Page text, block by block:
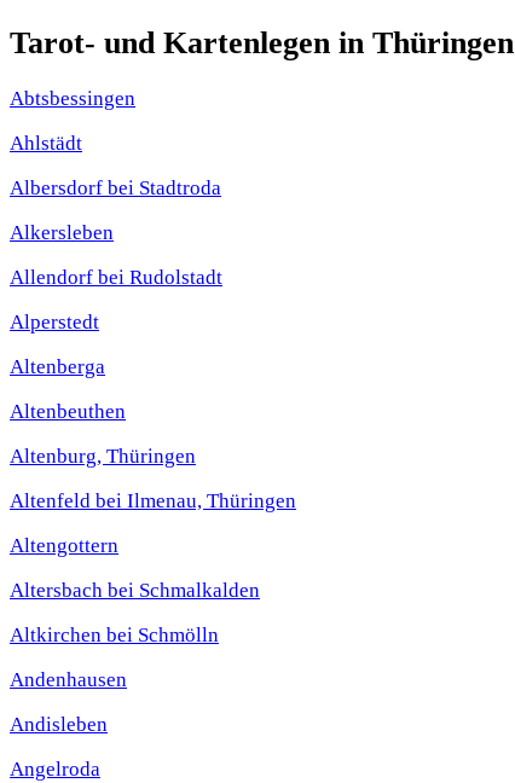
Tarot- und Kartenlegen in Thüringen
Abtsbessingen
Ahlstädt
Albersdorf bei Stadtroda
Alkersleben
Allendorf bei Rudolstadt
Alperstedt
Altenberga
Altenbeuthen
Altenburg, Thüringen
Altenfeld bei Ilmenau, Thüringen
Altengottern
Altersbach bei Schmalkalden
Altkirchen bei Schmölln
Andenhausen
Andisleben
Angelroda